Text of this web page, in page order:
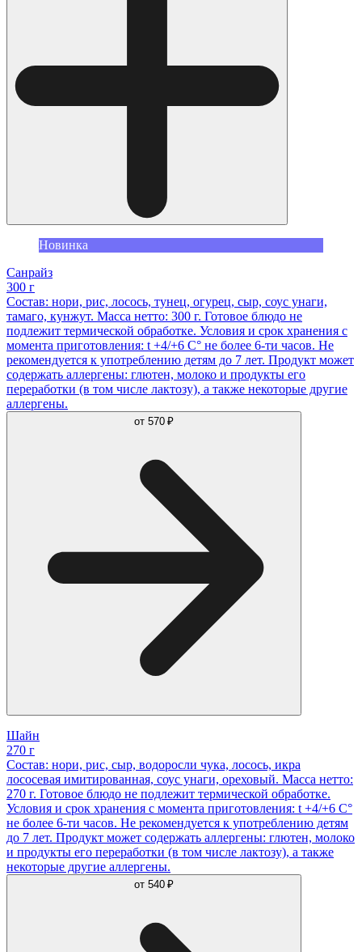
Новинка
Санрайз
300 г
Состав: нори, рис, лосось, тунец, огурец, сыр, соус унаги,
тамаго, кунжут. Масса нетто: 300 г. Готовое блюдо не
подлежит термической обработке. Условия и срок хранения с
момента приготовления: t +4/+6 С° не более 6-ти часов. Не
рекомендуется к употреблению детям до 7 лет. Продукт может
содержать аллергены: глютен, молоко и продукты его
переработки (в том числе лактозу), а также некоторые другие
аллергены.
от 570 ₽
Шайн
270 г
Состав: нори, рис, сыр, водоросли чука, лосось, икра
лососевая имитированная, соус унаги, ореховый. Масса нетто:
270 г. Готовое блюдо не подлежит термической обработке.
Условия и срок хранения с момента приготовления: t +4/+6 С°
не более 6-ти часов. Не рекомендуется к употреблению детям
до 7 лет. Продукт может содержать аллергены: глютен, молоко
и продукты его переработки (в том числе лактозу), а также
некоторые другие аллергены.
от 540 ₽